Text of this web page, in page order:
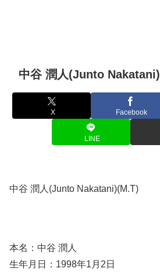
中谷 潤人(Junto Nakatani)
X Facebook
LINE
中谷 潤人(Junto Nakatani)(M.T)
本名：中谷 潤人
生年月日：1998年1月2日